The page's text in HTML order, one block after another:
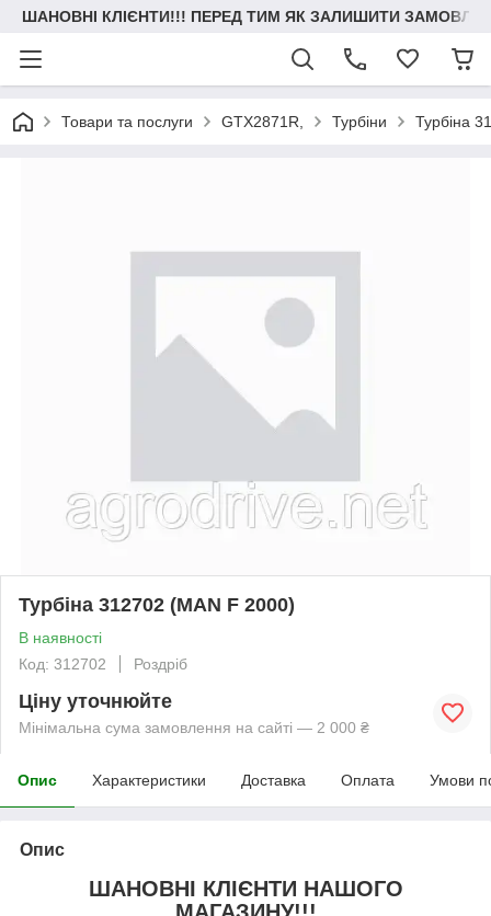
ШАНОВНІ КЛІЄНТИ!!! ПЕРЕД ТИМ ЯК ЗАЛИШИТИ
Товари та послуги GTX2871R, Турбіни Турбіна
Турбіна 312702 (MAN F 2000)
В наявності
Код: 312702
Роздріб
Ціну уточнюйте
Мінімальна сума замовлення на сайті — 2 000 ₴
Опис Характеристики Доставка Оплата Умови
Опис
ШАНОВНІ КЛІЄНТИ НАШОГО